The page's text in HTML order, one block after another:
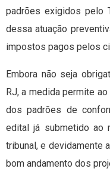
padrões exigidos pelo
dessa atuação
impostos pagos pelos
Embora não seja
RJ, a medida permite
dos padrões de
edital já submetido ao
tribunal, e devidamente
bom andamento dos